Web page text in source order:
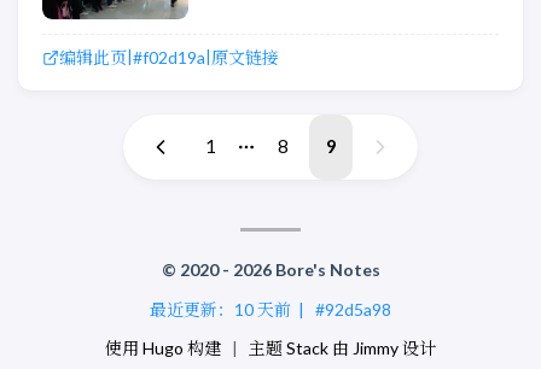
编辑此页 #f02d19a 原文链接
1 8 9
© 2020 - 2026 Bore's Notes
最近更新： 10 天前 |
#92d5a98
使用 Hugo 构建 | 主题Stack 由 Jimmy设计